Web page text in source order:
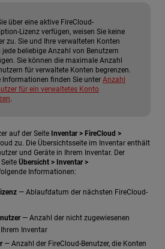
über eine aktive FireCloud-
Lizenz verfügen, weisen Sie keine
zu. Sie und Ihre verwalteten Konten
jede beliebige Anzahl von Benutzern
Sie können die maximale Anzahl
für verwaltete Konten begrenzen.
Informationen finden Sie unter Anzahl
für ein verwaltetes Konto
auf der Seite Inventar > FireCloud >
zu. Die Übersichtsseite im Inventar enthält
und Geräte in Ihrem Inventar. Der
Übersicht > Inventar >
Informationen:
— Ablaufdatum der nächsten FireCloud-
— Anzahl der nicht zugewiesenen
Inventar
— Anzahl der FireCloud-Benutzer, die Konten